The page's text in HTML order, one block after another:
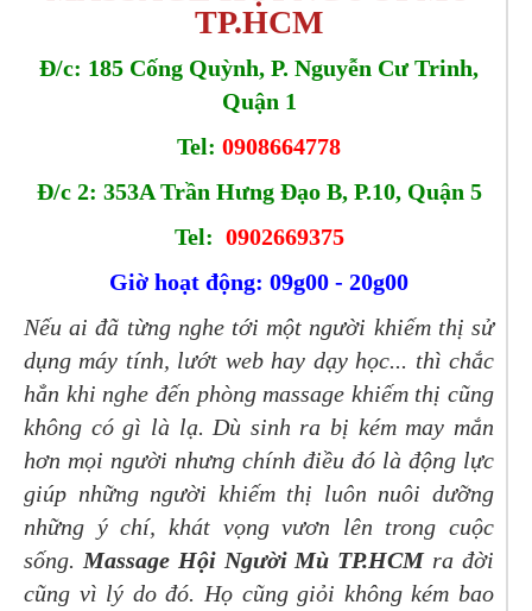
TP.HCM
Đ/c: 185 Cống Quỳnh, P. Nguyễn Cư Trinh,
Quận 1
Tel: 0908664778
Đ/c 2: 353A Trần Hưng Đạo B, P.10, Quận 5
Tel: 0902669375
Giờ hoạt động: 09g00 - 20g00
Nếu ai đã từng nghe tới một người khiếm thị sử
dụng máy tính, lướt web hay dạy học... thì chắc
hẳn khi nghe đến phòng massage khiếm thị cũng
không có gì là lạ. Dù sinh ra bị kém may mắn
hơn mọi người nhưng chính điều đó là động lực
giúp những người khiếm thị luôn nuôi dưỡng
những ý chí, khát vọng vươn lên trong cuộc
sống. Massage Hội Người Mù TP.HCMra đời
cũng vì lý do đó. Họ cũng giỏi không kém bao